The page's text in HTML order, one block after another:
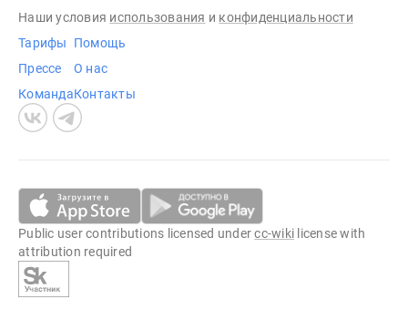
Наши условия использования и конфиденциальности
Тарифы
Прессе
Команда
Помощь
О нас
Контакты
Public user contributions licensed undercc-wiki license with
attribution required